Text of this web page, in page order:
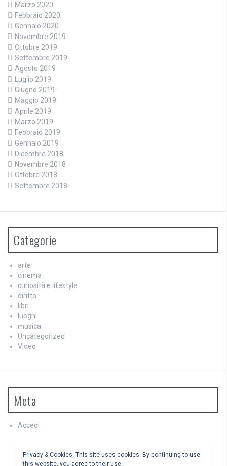
Marzo 2020
Febbraio 2020
Gennaio 2020
Novembre 2019
Ottobre 2019
Settembre 2019
Agosto 2019
Luglio 2019
Giugno 2019
Maggio 2019
Aprile 2019
Marzo 2019
Febbraio 2019
Gennaio 2019
Dicembre 2018
Novembre 2018
Ottobre 2018
Settembre 2018
Categorie
arte
cinema
curiosità e lifestyle
diritto
libri
luoghi
musica
Uncategorized
Video
Meta
Accedi
Feed dei commenti
WordPress.org
Privacy & Cookies: This site uses cookies. By continuing to use
this website, you agree to their use.